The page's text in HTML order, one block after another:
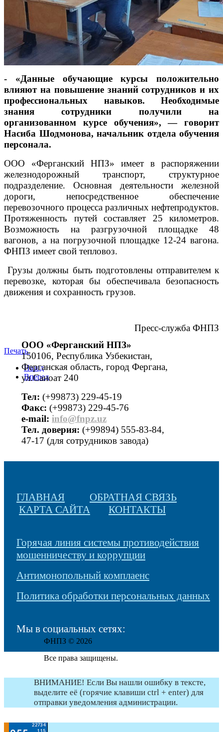
- «Данные обучающие курсы положительно
влияют на повышение знаний сотрудников и их
профессиональных навыков. Необходимые
знания сотрудники получили на
организованном курсе обучения», — говорит
Насиба Шодмонова, начальник отдела обучения
персонала.
ООО «Ферганский НПЗ» имеет в распоряжении
железнодорожный транспорт, структурное
подразделение. Основная деятельности железной
дороги, непосредственное обеспечение
перевозочного процесса различных нефтепродуктов.
Протяженность путей составляет 25 километров.
Возможность на разгрузочной площадке 48
вагонов, а на погрузочной площадке 12-24 вагона.
ФНПЗ имеет свой тепловоз.
Грузы должны быть подготовлены отправителем к
перевозке, которая бы обеспечивала безопасность
движения и сохранность грузов.
Пресс-служба ФНПЗ
Печать
Назад
Вперед
ООО «Ферганский НПЗ»
150106, Республика Узбекистан,
Ферганская область, город Фергана,
ул.Саноат 240
Тел: (+99873) 229-45-19
Факс: (+99873) 229-45-76
е-mail: info@fnpz.uz
Тел. доверия: (+99894) 555-83-84,
47-17 (для сотрудников завода)
ГЛАВНАЯ
ОБРАТНАЯ СВЯЗЬ
КАРТА САЙТА
КОНТАКТЫ
Горячая линия системы противодействия
мошенничеству и коррупции
Антимонопольный комплаенс
Политика обработки персональных данных
Мы в социальных сетях:
ФНПЗ © 2026
Все права защищены.
ВНИМАНИЕ! Если Вы нашли ошибку в тексте,
выделите её (горячие клавиши ctrl + enter) для
отправки уведомления администрации.